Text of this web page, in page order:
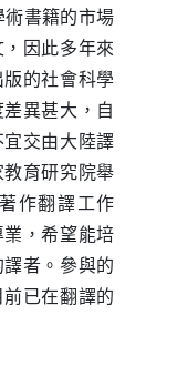
書籍的市場
因此多年來
的社會科學
異甚大，自
交由大陸譯
育研究院舉
作翻譯工作
，希望能培
者。參與的
已在翻譯的